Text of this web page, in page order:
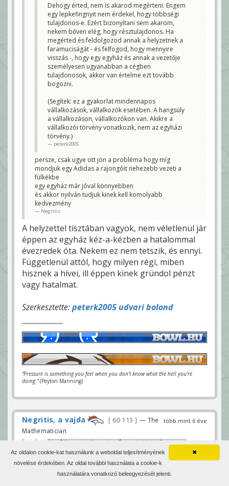
már az bőven elég volt - nem most,
hanem már jó ideje -, hogy az egyház
vezetője személyesen is tulajdonos - ez
pedig a cégjegyzékben ott van,
bizonyítható - abban a TV-ben, amiben az
egyháza is tulajdonos. Ha ezt nem érted,
hogy miért probléma, nincs miről
beszélni.
peterk2005
Értem. Ha igazolja a prekoncepciódat, akkor nem kell
bizonyítás. Elhiszed bemondásra. És meglepődsz, ha
más elhiszi a migránst, Sorost, alkalmatlant, stb....
Sobri Jóska
Dehogy érted, nem is akarod megérteni. Engem
egy lepkefingnyit nem érdekel, hogy többségi
tulajdonos-e. Ezért bizonyítani sem akarom,
nekem bőven elég, hogy résztulajdonos. Ha
megérted és feldolgozod annak a helyzetnek a
faramuciságát - és felfogod, hogy mennyire
visszás -, hogy egy egyház és annak a vezetője
személyesen ugyanabban a cégben
tulajdonosok, akkor van értelme ezt tovább
bogozni.
(Segítek: ez a gyakorlat mindennapos
vállalkozások, vállalkozók esetében. A hangsúly
a vállalkozáson, vállalkozókon van. Akikre a
vállalkozói törvény vonatkozik, nem az egyházi
törvény.)
peterk2005
persze, csak ugye ott jön a probléma hogy míg
mondjuk egy Adidas a rajongóit nehezebb vezeti a
fülkékbe
egy egyház már jóval könnyebben
és akkor nyilván tudjuk kinek kell komolyabb
kedvezmény
Negritis
A helyzettel tisztában vagyok, nem véletlenül jár
éppen az egyház kéz-a-kézben a hatalommal
évezredek óta. Nekem ez nem tetszik, és ennyi.
Függetlenül attól, hogy milyen régi, miben
hisznek a hívei, ill éppen kinek gründol pénzt
vagy hatalmat.
Szerkesztette:peterk2005 udvari bolond
“Pressure is something you feel when you don't know what the hell you're
doing.”(Peyton Manning)
több mint 6 éve
Negritis, a vajda 60 113
— The
Mathematician
Túlragozzuk. Nem tudom. És nem is érdekel. Engem
az se érdekelne, ha senki nem írt volna semmit a
sztoriról. Nekem már az bőven elég volt - nem most,
hanem már jó ideje -, hogy az egyház vezetője
személyesen is tulajdonos - ez pedig a
cégjegyzékben ott van, bizonyítható - abban a TV-
ben, amiben az egyháza is tulajdonos. Ha ezt nem
Értem. Ha igazolja a prekoncepciódat, akkor
nem kell bizonyítás. Elhiszed bemondásra. És
meglepődsz, ha más elhiszi a migránst, Sorost,
✖
Az oldalon cookie-kat használunk a weboldal teljesítményének
növelése érdekében. Az oldal további használata a cookie-k
használatára vonatkozó beleegyezését jelenti.